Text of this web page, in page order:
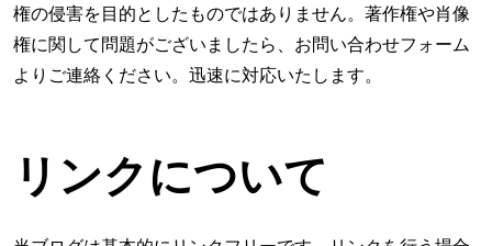
権の侵害を目的としたものではありません。著作権や肖像
権に関して問題がございましたら、お問い合わせフォーム
よりご連絡ください。迅速に対応いたします。
リンクについて